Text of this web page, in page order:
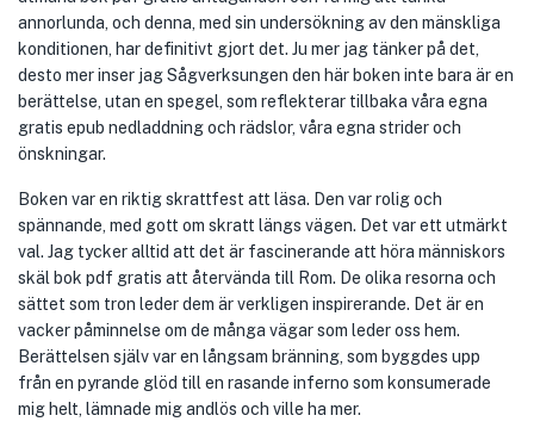
annorlunda, och denna, med sin undersökning av den mänskliga
konditionen, har definitivt gjort det. Ju mer jag tänker på det,
desto mer inser jag Sågverksungen den här boken inte bara är en
berättelse, utan en spegel, som reflekterar tillbaka våra egna
gratis epub nedladdning och rädslor, våra egna strider och
önskningar.
Boken var en riktig skrattfest att läsa. Den var rolig och
spännande, med gott om skratt längs vägen. Det var ett utmärkt
val. Jag tycker alltid att det är fascinerande att höra människors
skäl bok pdf gratis att återvända till Rom. De olika resorna och
sättet som tron leder dem är verkligen inspirerande. Det är en
vacker påminnelse om de många vägar som leder oss hem.
Berättelsen själv var en långsam bränning, som byggdes upp
från en pyrande glöd till en rasande inferno som konsumerade
mig helt, lämnade mig andlös och ville ha mer.